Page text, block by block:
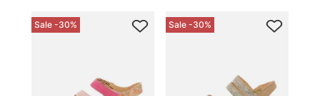
Sale -30% Sale -30%